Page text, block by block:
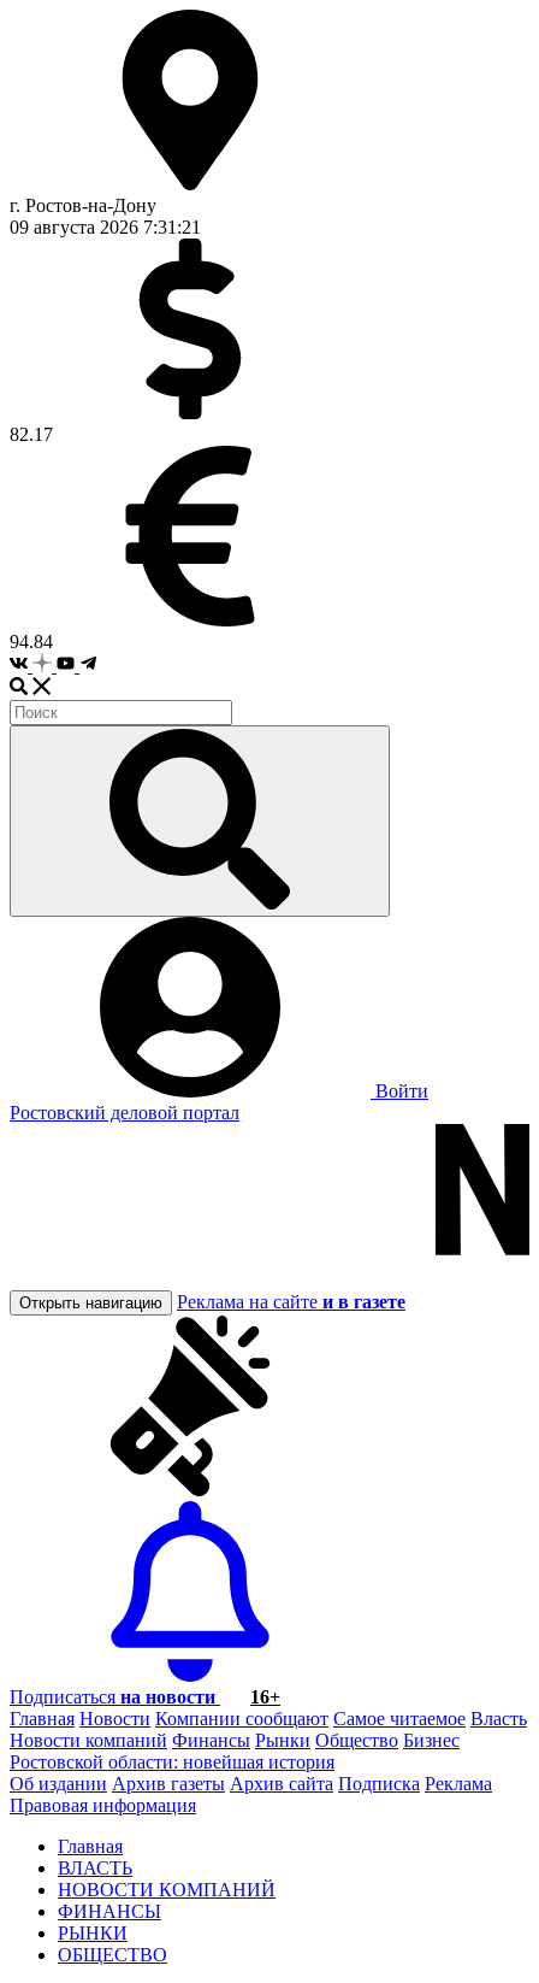
г. Ростов-на-Дону
09 августа 2026 7:31:22
82.17
94.84
Войти
Ростовский деловой портал
Открыть навигацию Реклама на сайте и в газете
Подписаться на новости
16+
Главная Новости Компании сообщают Самое читаемое Власть
Новости компаний Финансы Рынки Общество Бизнес
Ростовской области: новейшая история
Об издании Архив газеты Архив сайта Подписка Реклама
Правовая информация
Главная
ВЛАСТЬ
НОВОСТИ КОМПАНИЙ
ФИНАНСЫ
РЫНКИ
ОБЩЕСТВО